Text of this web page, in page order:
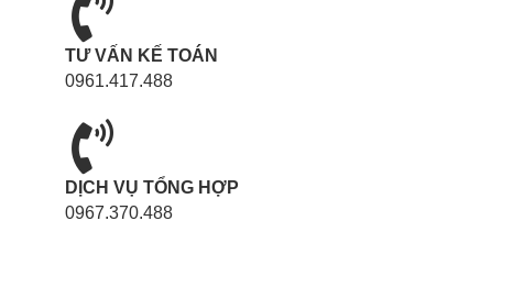
TƯ VẤN KẾ TOÁN
0961.417.488
DỊCH VỤ TỔNG HỢP
0967.370.488